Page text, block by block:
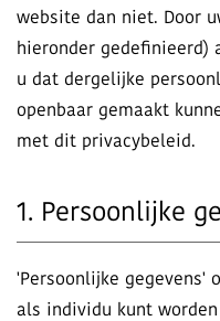
website dan niet. Door
hieronder gedefinieerd)
u dat dergelijke
openbaar gemaakt
met dit privacybeleid.
1. Persoonlijke
'Persoonlijke gegevens'
als individu kunt